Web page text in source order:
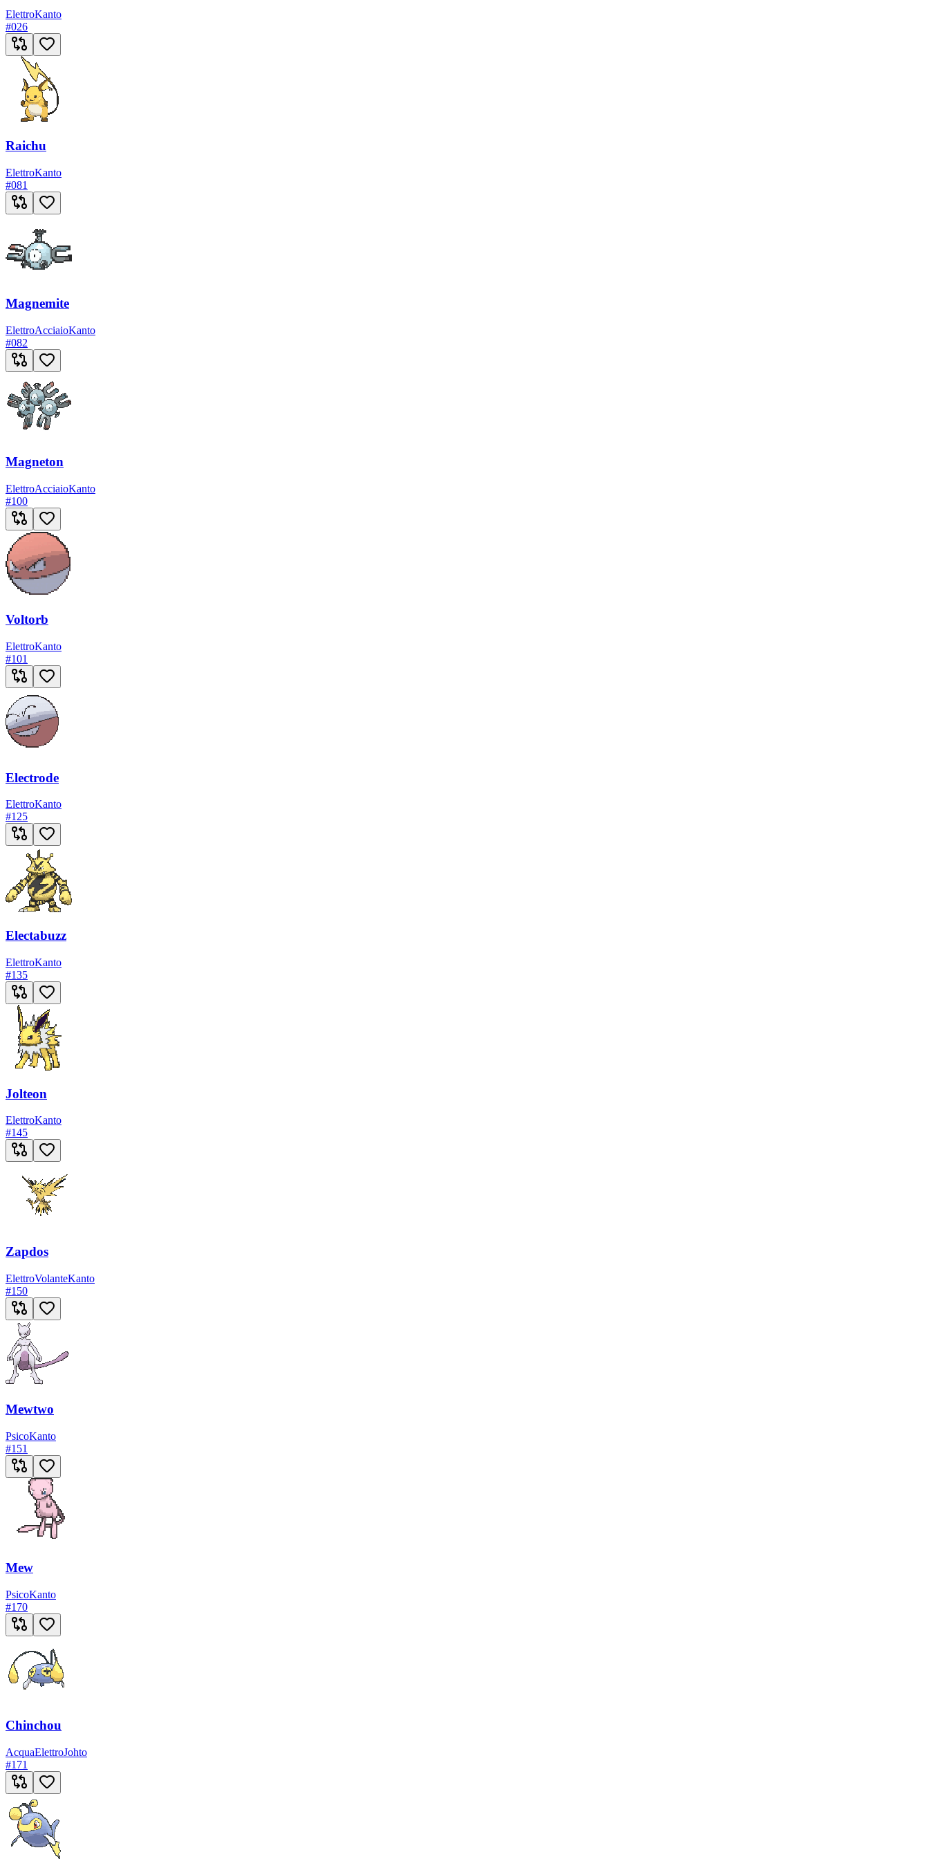
ElettroKanto
#026
Raichu
ElettroKanto
#081
Magnemite
ElettroAcciaioKanto
#082
Magneton
ElettroAcciaioKanto
#100
Voltorb
ElettroKanto
#101
Electrode
ElettroKanto
#125
Electabuzz
ElettroKanto
#135
Jolteon
ElettroKanto
#145
Zapdos
ElettroVolanteKanto
#150
Mewtwo
PsicoKanto
#151
Mew
PsicoKanto
#170
Chinchou
AcquaElettroJohto
#171